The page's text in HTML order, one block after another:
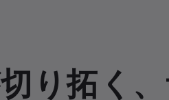
り拓く